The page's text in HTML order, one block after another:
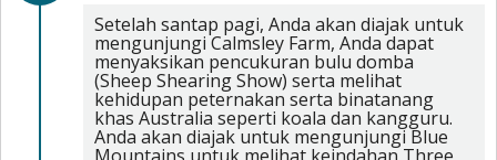
Setelah santap pagi, Anda akan diajak untuk
mengunjungi Calmsley Farm, Anda dapat
menyaksikan pencukuran bulu domba
(Sheep Shearing Show) serta melihat
kehidupan peternakan serta binatanang
khas Australia seperti koala dan kangguru.
Anda akan diajak untuk mengunjungi Blue